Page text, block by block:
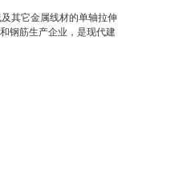
其它金属线材的单轴拉伸
钢筋生产企业，是现代建